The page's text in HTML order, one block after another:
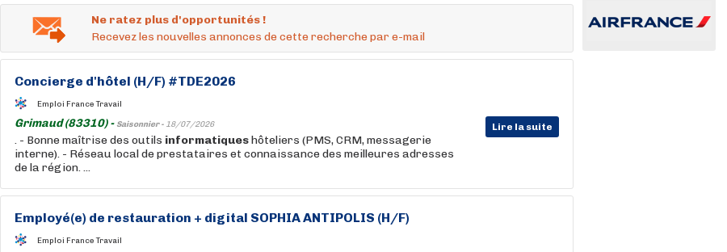
Ne ratez plus d'opportunités !
Recevez les nouvelles annonces de cette recherche par e-mail
Concierge d'hôtel (H/F) #TDE2026
Emploi France Travail
Grimaud (83310) - Saisonnier - 18/07/2026 Lire la suite
. - Bonne maîtrise des outils informatiqueshôteliers (PMS, CRM, messagerie
interne). - Réseau local de prestataires et connaissance des meilleures adresses
de la région. ...
Employé(e) de restauration + digital SOPHIA ANTIPOLIS (H/F)
Emploi France Travail